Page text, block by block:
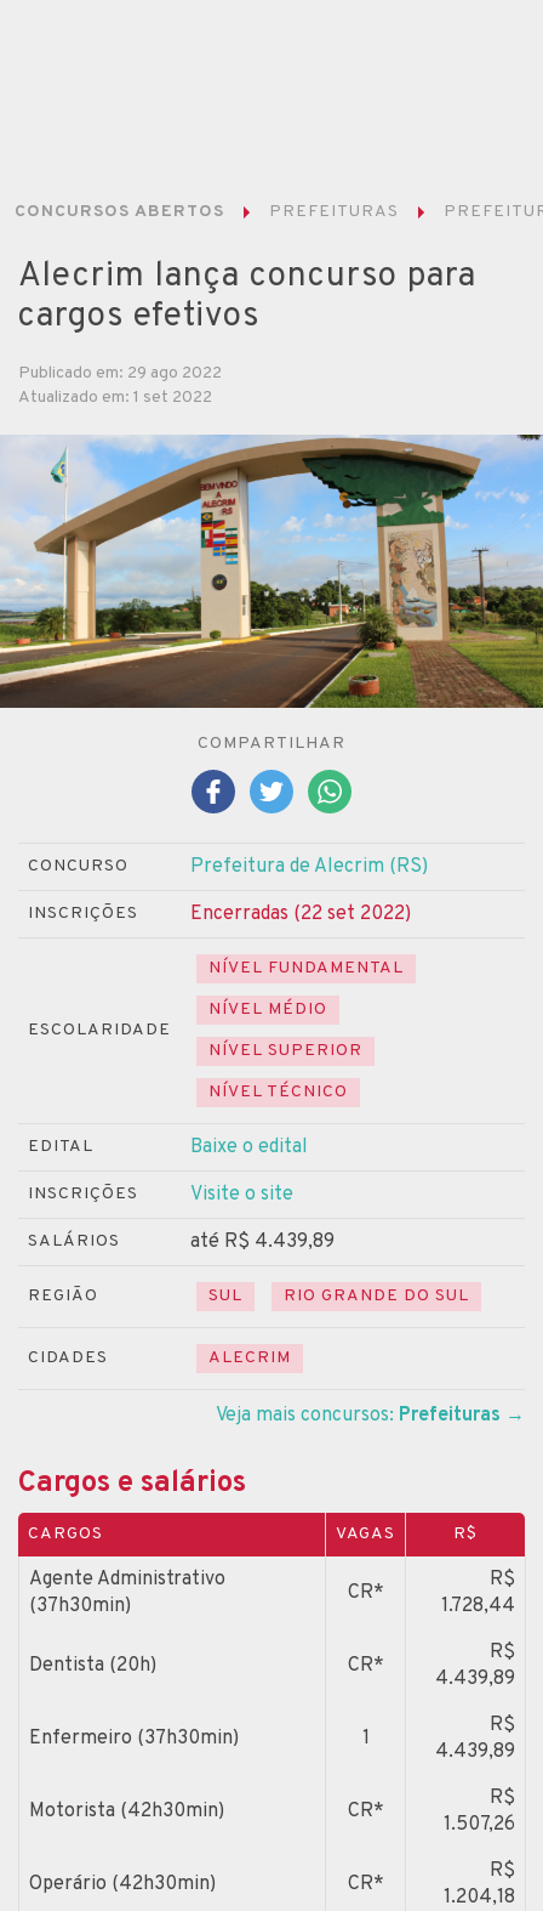
CONCURSOS ABERTOS PREFEITURAS
Alecrim lança concurso para
cargos efetivos
Publicado em: 29 ago 2022
Atualizado em: 1 set 2022
COMPARTILHAR
CONCURSO Prefeitura de Alecrim (RS)
INSCRIÇÕES Encerradas (22 set 2022)
ESCOLARIDADE
NÍVEL FUNDAMENTAL
NÍVEL MÉDIO
NÍVEL SUPERIOR
NÍVEL TÉCNICO
EDITAL Baixe o edital
INSCRIÇÕES Visite o site
SALÁRIOS até R$ 4.439,89
REGIÃO SUL RIO GRANDE DO SUL
CIDADES ALECRIM
Veja mais concursos: Prefeituras →
Cargos e salários
CARGOS VAGAS R$
Agente Administrativo
(37h30min)
CR*
R$
1.728,44
Dentista (20h) CR*
R$
4.439,89
Enfermeiro (37h30min) 1
R$
4.439,89
Motorista (42h30min) CR*
R$
1.507,26
Operário (42h30min) CR*
R$
1.204,18